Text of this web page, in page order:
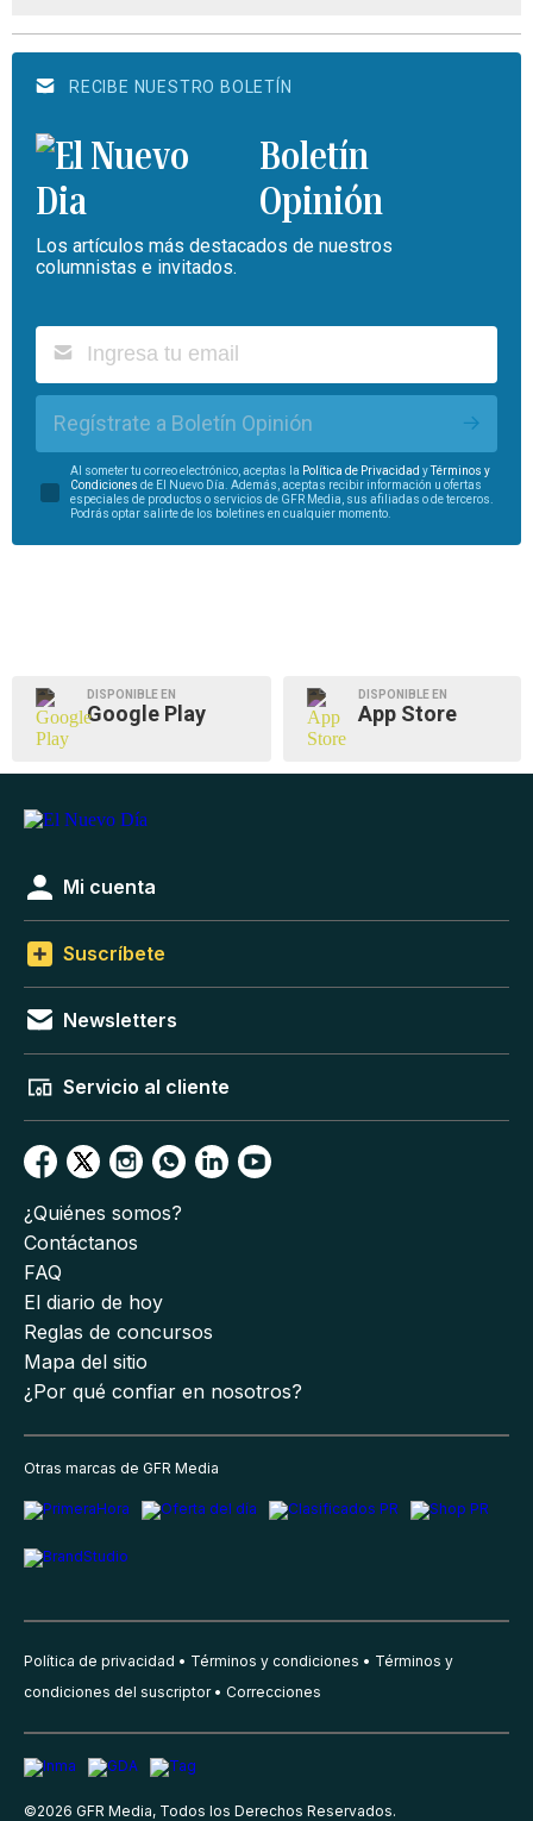
RECIBE NUESTRO BOLETÍN
Boletín
Opinión
Los artículos más destacados de nuestros
columnistas e invitados.
Regístrate a Boletín Opinión
Al someter tu correo electrónico, aceptas la Política de Privacidad yTérminos y
Condiciones de El Nuevo Día. Además, aceptas recibir información u ofertas
especiales de productos o servicios de GFR Media, sus afiliadas o de terceros.
Podrás optar salirte de los boletines en cualquier momento.
DISPONIBLE EN
Google Play
DISPONIBLE EN
App Store
Mi cuenta
Suscríbete
Newsletters
Servicio al cliente
¿Quiénes somos?
Contáctanos
FAQ
El diario de hoy
Reglas de concursos
Mapa del sitio
¿Por qué confiar en nosotros?
Otras marcas de GFR Media
Política de privacidad Términos y condiciones
Términos y
condiciones del suscriptor
Correcciones
©2026 GFR Media, Todos los Derechos Reservados.